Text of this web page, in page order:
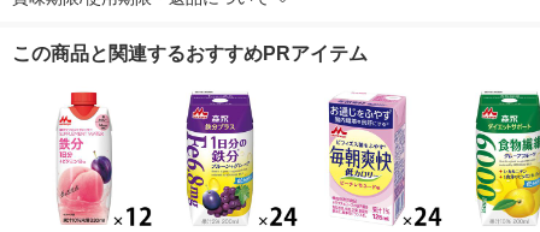
この商品と関連するおすすめPRアイテム